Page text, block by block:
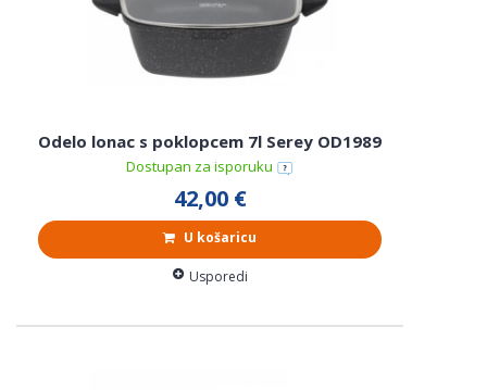
Odelo lonac s poklopcem 7l Serey OD1989
Dostupan za isporuku
42,00 €
U košaricu
Usporedi